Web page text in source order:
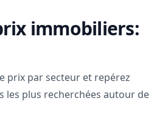
immobiliers:
prix par secteur et repérez
les plus recherchées autour de